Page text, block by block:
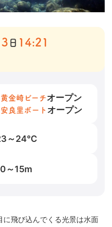
日 14:21
黄金崎ビーチオープン
安良里ボート オープン
～24℃
～15m
飛び込んでくる光景は水面